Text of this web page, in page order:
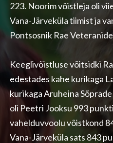
223. Noorim võistleja oli
Vana-Järveküla tiimist ja
Pontsosnik Rae
Keeglivõistluse võitsidki
edestades kahe kurikaga
kurikaga Aruheina
oli Peetri Jooksu 993
vahelduvvoolu võistkond
Vana-Järveküla sats 843